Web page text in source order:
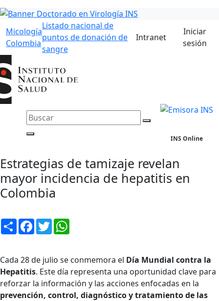
Micología
Colombia
Listado nacional de
puntos de donación de
sangre
Intranet
Iniciar
sesión
INS Online
Estrategias de tamizaje revelan
mayor incidencia de hepatitis en
Colombia
Compartir
Facebook
Twitter
Cada 28 de julio se conmemora el Día Mundial contra la
Hepatitis. Este día representa una oportunidad clave para
reforzar la información y las acciones enfocadas en la
prevención, control, diagnóstico y tratamiento de las